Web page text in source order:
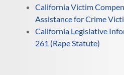
California Victim
Assistance for Crime
California Legislative
261 (Rape Statute)